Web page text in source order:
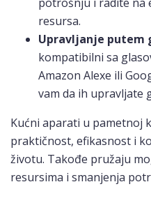
resursa.
Upravljanje putem
kompatibilni sa
Amazon Alexe ili
vam da ih upravljate
Kućni aparati u pametnoj
praktičnost, efikasnost i
životu. Takođe pružaju
resursima i smanjenja